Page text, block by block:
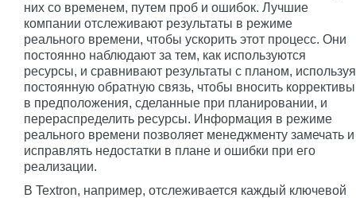
них со временем, путем проб и ошибок. Лучшие
компании отслеживают результаты в режиме
реального времени, чтобы ускорить этот процесс. Они
постоянно наблюдают за тем, как используются
ресурсы, и сравнивают результаты с планом, используя
постоянную обратную связь, чтобы вносить коррективы
в предположения, сделанные при планировании, и
перераспределить ресурсы. Информация в режиме
реального времени позволяет менеджменту замечать и
исправлять недостатки в плане и ошибки при его
реализации.
В Textron, например, отслеживается каждый ключевой